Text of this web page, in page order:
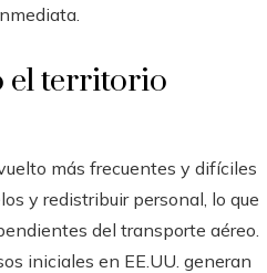
el territorio
más frecuentes y difíciles
y redistribuir personal, lo que
del transporte aéreo.
iniciales en EE.UU. generan